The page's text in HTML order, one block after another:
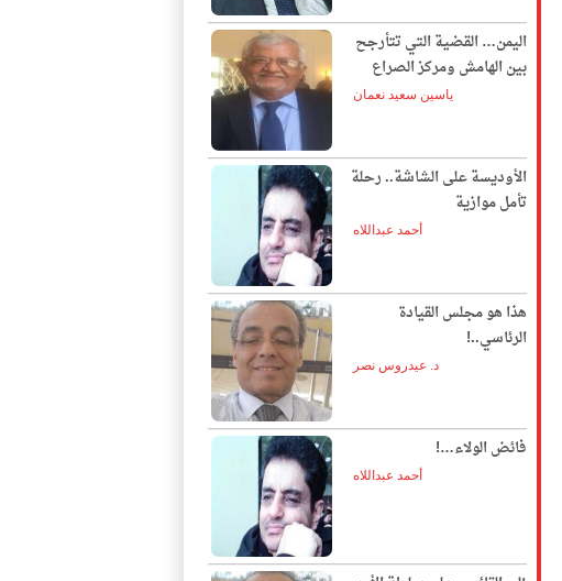
اليمن… القضية التي تتأرجح
بين الهامش ومركز الصراع
ياسين سعيد نعمان
الأوديسة على الشاشة.. رحلة
تأمل موازية
أحمد عبداللاه
هذا هو مجلس القيادة
الرئاسي..!
د. عيدروس نصر
فائض الولاء…!
أحمد عبداللاه